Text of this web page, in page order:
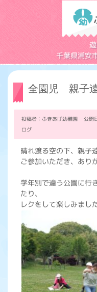
千葉県浦
全園児 親子
投稿者：ふきあげ幼稚園 公開
ログ
晴れ渡る空の下、親子
ご参加いただき、あり
学年別で違う公園に行
たり、
レクをして楽しみまし